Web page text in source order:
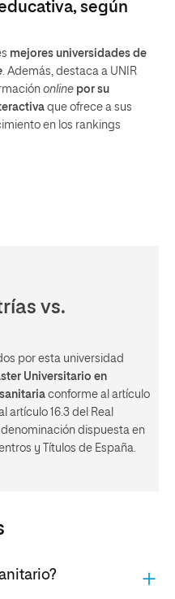
según
mejores universidades de
. Además, destaca a UNIR
online por su
que ofrece a sus
en los rankings
vs.
por esta universidad
Universitario en
conforme al artículo
artículo 16.3 del Real
denominación dispuesta en
y Títulos de España.